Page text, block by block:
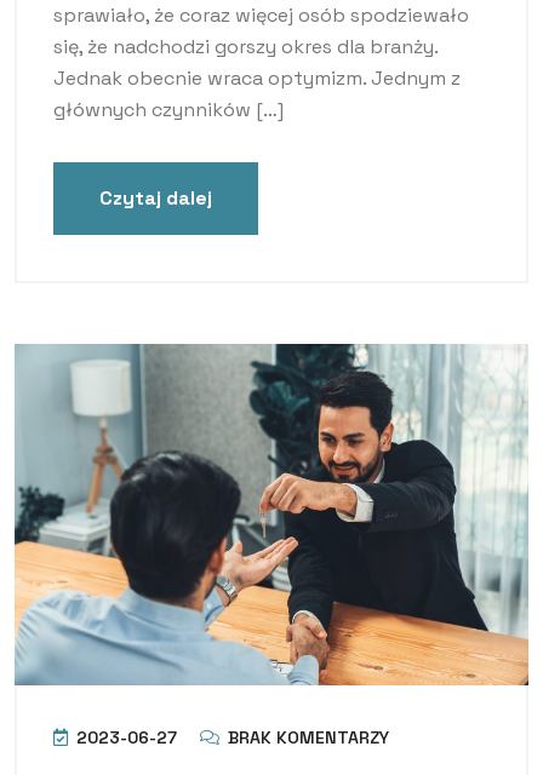
sprawiało, że coraz więcej osób spodziewało
się, że nadchodzi gorszy okres dla branży.
Jednak obecnie wraca optymizm. Jednym z
głównych czynników […]
Czytaj dalej
2023-06-27 BRAK KOMENTARZY